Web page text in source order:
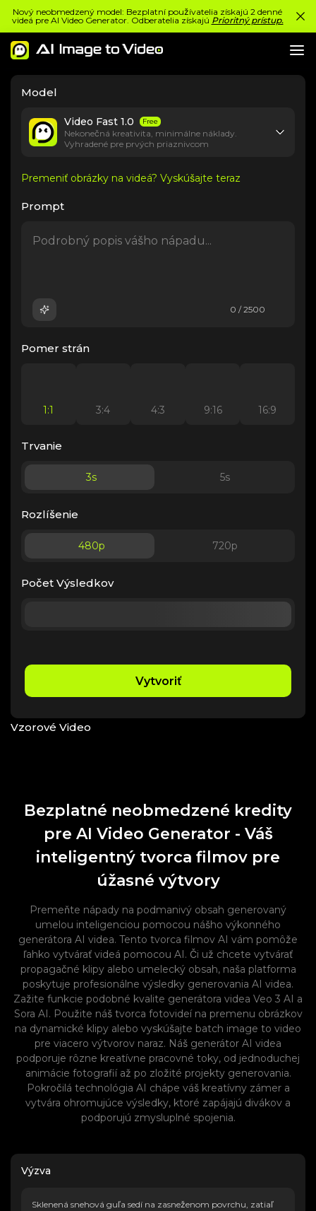
Nový neobmedzený model: Bezplatní používatelia získajú 2 denné
videá pre AI Video Generator. Odberatelia získajú Prioritný prístup.
Model
Video Fast 1.0 Free
Nekonečná kreativita, minimálne náklady.
Vyhradené pre prvých priaznivcom
Premeniť obrázky na videá? Vyskúšajte teraz
Prompt
0 / 2500
Pomer strán
1:1 3:4 4:3 9:16 16:9
Trvanie
3s 5s
Rozlíšenie
480p 720p
Počet Výsledkov
Vytvoriť
Vzorové Video
Bezplatné neobmedzené kredity
pre AI Video Generator - Váš
inteligentný tvorca filmov pre
úžasné výtvory
Premeňte nápady na podmanivý obsah generovaný
umelou inteligenciou pomocou nášho výkonného
generátora AI videa. Tento tvorca filmov AI vám pomôže
ľahko vytvárať videá pomocou AI. Či už chcete vytvárať
propagačné klipy alebo umelecký obsah, naša platforma
poskytuje profesionálne výsledky generovania AI videa.
Zažite funkcie podobné kvalite generátora videa Veo 3 AI a
Sora AI. Použite náš tvorca fotovideí na premenu obrázkov
na dynamické klipy alebo vyskúšajte batch image to video
pre viacero výtvorov naraz. Náš generátor AI videa
podporuje rôzne kreatívne pracovné toky, od jednoduchej
animácie fotografií až po zložité projekty generovania.
Pokročilá technológia AI chápe váš kreatívny zámer a
vytvára ohromujúce výsledky, ktoré zapájajú divákov a
podporujú zmysluplné spojenia.
Výzva
Sklenená snehová guľa sedí na zasneženom povrchu, zatiaľ